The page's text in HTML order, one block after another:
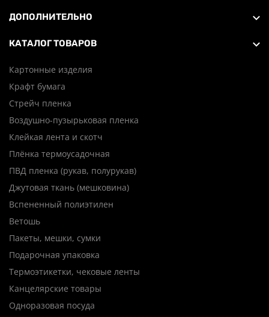
ДОПОЛНИТЕЛЬНО
КАТАЛОГ ТОВАРОВ
Картонные изделия
Крафт бумага
Стрейч пленка
Воздушно-пузырьковая пленка
Клейкая лента и скотч
Плёнка термоусадочная
ПВД пленка (рукав, полурукав)
Джутовая ткань (мешковина)
Вспененный полиэтилен
Ветошь
Пакеты, мешки, сумки
Подарочная упаковка
Термоэтикетки, чековые ленты
Канцелярские товары
Одноразовая посуда